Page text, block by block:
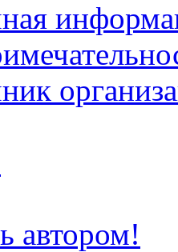
автором!